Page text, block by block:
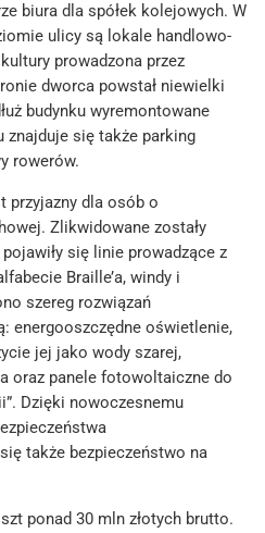
biura dla spółek kolejowych. W
ulicy są lokale handlowo-
prowadzona przez
dworca powstał niewielki
budynku wyremontowane
znajduje się także parking
rowerów.
przyjazny dla osób o
Zlikwidowane zostały
się linie prowadzące z
Braille’a, windy i
szereg rozwiązań
energooszczędne oświetlenie,
jej jako wody szarej,
oraz panele fotowoltaiczne do
Dzięki nowoczesnemu
także bezpieczeństwo na
ponad 30 mln złotych brutto.